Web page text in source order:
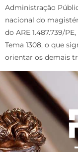
Administração
nacional do
do ARE 1.487.739/
Tema 1308, o que
orientar os demais